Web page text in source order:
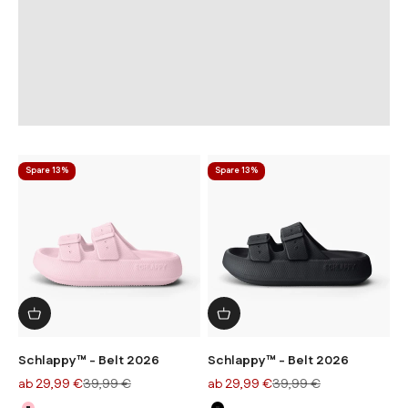
Spare 13%
Schlappy™ - Belt 2026
Angebot
ab 29,99 €Regulärer Preis
39,99 €
Spare 13%
Schlappy™ - Belt 2026
Angebot
ab 29,99 €Regulärer Preis
39,99 €